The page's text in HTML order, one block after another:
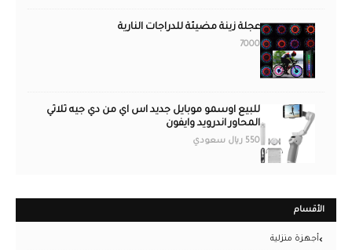
عجلة زينة مضيئة للدراجات النارية
7000
للبيع اوسمو موبايل جديد اس اي من دي جيه ثلاثي
المحاور اندرويد وايفون
550 ريال سعودي
الأقسام
أجهزة منزلية